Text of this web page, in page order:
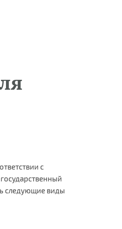
с
следующие виды